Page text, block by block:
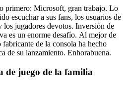
primero: Microsoft, gran trabajo. Lo
escuchar a sus fans, los usuarios de
jugadores devotos. Inversión de
es un enorme desafío. Al mejor de
de la consola ha hecho
de su lanzamiento. Enhorabuena.
de juego de la familia